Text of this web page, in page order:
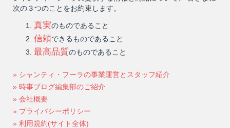
次の３つのことをお約束します。
真実のものであること
信頼できるものであること
最高品質のものであること
» シャンティ・フーラの事業運営とスタッフ紹介
» 時事ブログ編集部のご紹介
» 会社概要
» プライバシーポリシー
» 利用規約(サイト全体)